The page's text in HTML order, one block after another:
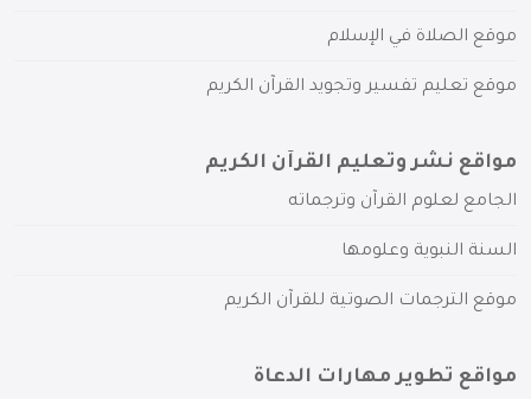
موقع الصلاة في الإسلام
موقع تعليم تفسير وتجويد القرآن الكريم
مواقع نشر وتعليم القرآن الكريم
الجامع لعلوم القرآن وترجماته
السنة النبوية وعلومها
موقع الترجمات الصوتية للقرآن الكريم
مواقع تطوير مهارات الدعاة